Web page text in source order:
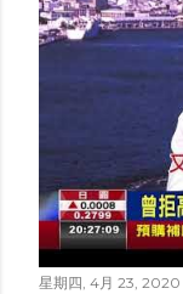
星期四, 4月 23, 2020